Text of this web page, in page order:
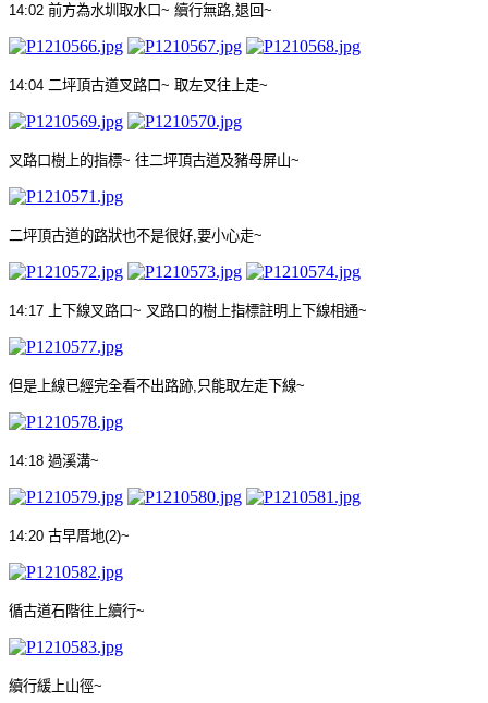
14:02 前方為水圳取水口~ 續行無路 退回 ~
14:04 二坪頂古道叉路口~ 取左叉往上走~
叉路口樹上的指標~ 往二坪頂古道及豬母屏山~
二坪頂古道的路狀也不是很好 要小心走~
14:17 上下線叉路口~ 叉路口的樹上指標註明上下線相通~
但是上線已經完全看不出路跡 只能取左走下線~
14:18 過溪溝~
14:20 古早厝地(2)~
循古道石階往上續行~
續行緩上山徑~